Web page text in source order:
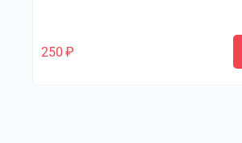
250 ₽